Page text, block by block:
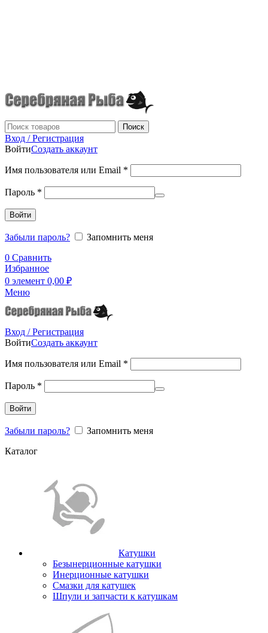
Поиск
Вход / Регистрация
ВойтиСоздать аккаунт
Имя пользователя или Email *
Пароль *
Войти
Забыли пароль?
Запомнить меня
0 Сравнить
Избранное
0 элемент 0,00 ₽
Меню
Вход / Регистрация
ВойтиСоздать аккаунт
Имя пользователя или Email *
Пароль *
Войти
Забыли пароль?
Запомнить меня
Каталог
Катушки
Безынерционные катушки
Инерционные катушки
Смазки для катушек
Шпули и запчасти к катушкам